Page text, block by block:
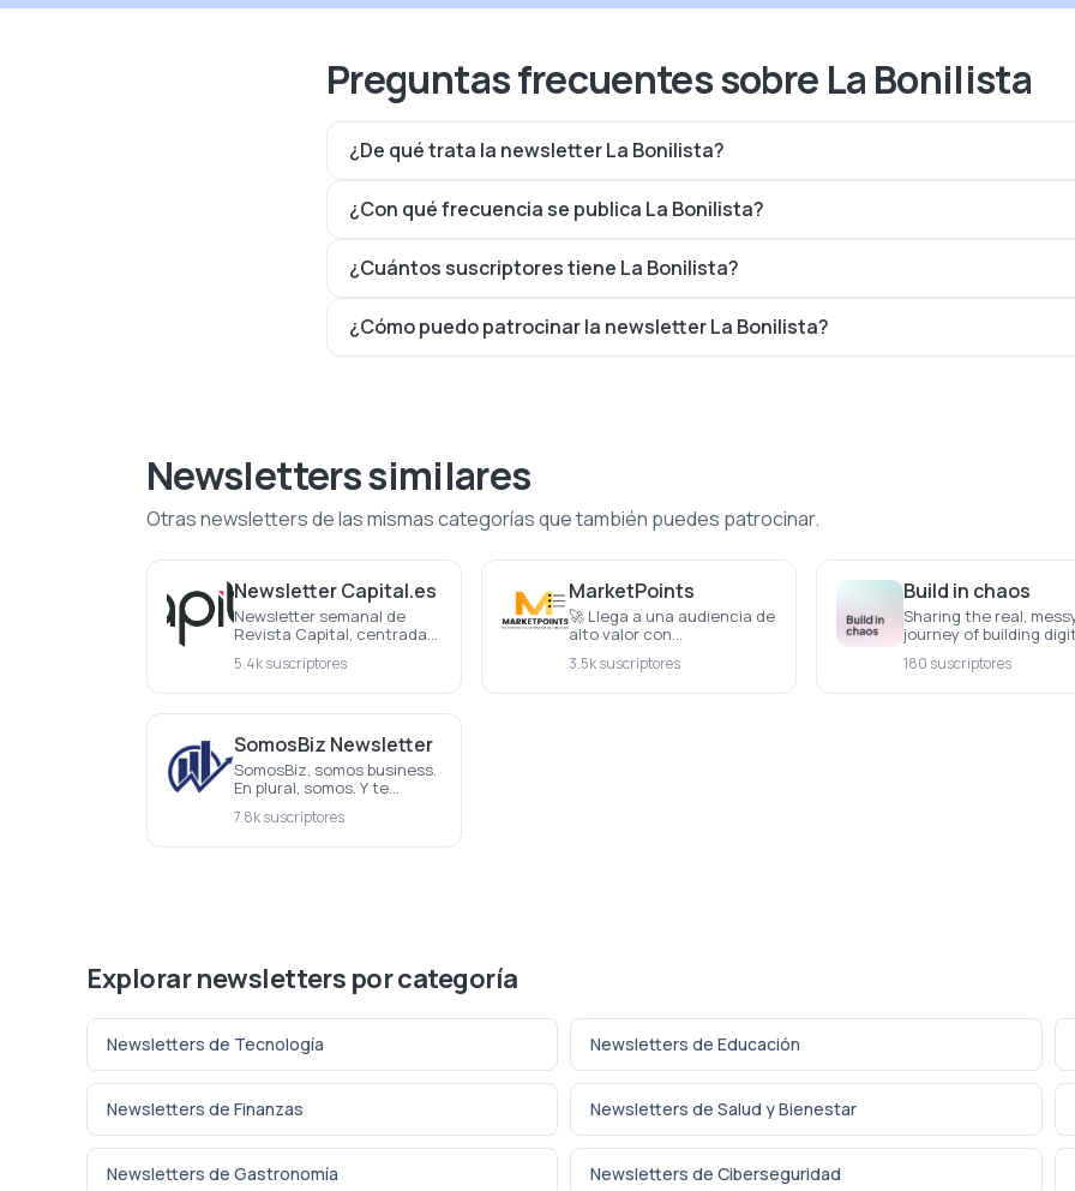
Preguntas frecuentes sobre La Bonilista
¿De qué trata la newsletter La Bonilista?
¿Con qué frecuencia se publica La Bonilista?
¿Cuántos suscriptores tiene La Bonilista?
¿Cómo puedo patrocinar la newsletter La Bonilista?
Newsletters similares
Otras newsletters de las mismas categorías que también puedes patrocinar.
Newsletter Capital.es
Newsletter semanal de
Revista Capital, centrada
económica y empresarial.
5.4k suscriptores
MarketPoints
🚀 Llega a una audiencia de
alto valor con
NEWSLETTER DIARIA que
3.5k suscriptores
Build in chaos
Sharing the real,
journey of building
180 suscriptores
SomosBiz Newsletter
SomosBiz, somos business.
En plural, somos. Y te
7.8k suscriptores
Explorar newsletters por categoría
Newsletters de Tecnología Newsletters de Educación
Newsletters de Finanzas Newsletters de Salud y Bienestar
Newsletters de Gastronomía Newsletters de Ciberseguridad